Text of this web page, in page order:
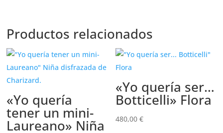
Productos relacionados
«Yo quería
tener un mini-
Laureano» Niña
«Yo quería ser…
Botticelli» Flora
480,00€